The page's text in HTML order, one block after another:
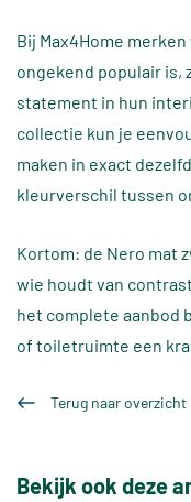
Bij Max4Home
ongekend populair is,
statement in hun
collectie kun je
maken in exact
kleurverschil tussen
Kortom: de Nero mat
wie houdt van
het complete aanbod
of toiletruimte een
Terug naar overzicht
Bekijk ook deze